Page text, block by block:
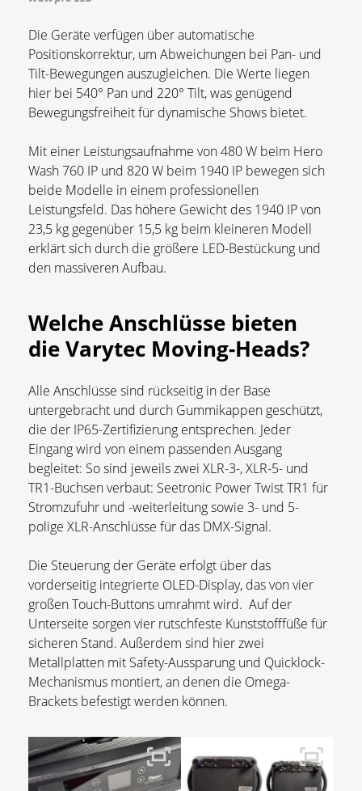
Die Geräte verfügen über automatische
Positionskorrektur, um Abweichungen bei Pan- und
Tilt-Bewegungen auszugleichen. Die Werte liegen
hier bei 540° Pan und 220° Tilt, was genügend
Bewegungsfreiheit für dynamische Shows bietet.
Mit einer Leistungsaufnahme von 480 W beim Hero
Wash 760 IP und 820 W beim 1940 IP bewegen sich
beide Modelle in einem professionellen
Leistungsfeld. Das höhere Gewicht des 1940 IP von
23,5 kg gegenüber 15,5 kg beim kleineren Modell
erklärt sich durch die größere LED-Bestückung und
den massiveren Aufbau.
Welche Anschlüsse bieten
die Varytec Moving-Heads?
Alle Anschlüsse sind rückseitig in der Base
untergebracht und durch Gummikappen geschützt,
die der IP65-Zertifizierung entsprechen. Jeder
Eingang wird von einem passenden Ausgang
begleitet: So sind jeweils zwei XLR-3-, XLR-5- und
TR1-Buchsen verbaut: Seetronic Power Twist TR1 für
Stromzufuhr und -weiterleitung sowie 3- und 5-
polige XLR-Anschlüsse für das DMX-Signal.
Die Steuerung der Geräte erfolgt über das
vorderseitig integrierte OLED-Display, das von vier
großen Touch-Buttons umrahmt wird. Auf der
Unterseite sorgen vier rutschfeste Kunststofffüße für
sicheren Stand. Außerdem sind hier zwei
Metallplatten mit Safety-Aussparung und Quicklock-
Mechanismus montiert, an denen die Omega-
Brackets befestigt werden können.